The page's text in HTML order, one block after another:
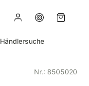
Händlersuche
Nr.: 8505020